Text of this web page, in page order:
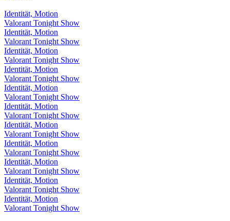
Identität, Motion
Valorant Tonight Show
Identität, Motion
Valorant Tonight Show
Identität, Motion
Valorant Tonight Show
Identität, Motion
Valorant Tonight Show
Identität, Motion
Valorant Tonight Show
Identität, Motion
Valorant Tonight Show
Identität, Motion
Valorant Tonight Show
Identität, Motion
Valorant Tonight Show
Identität, Motion
Valorant Tonight Show
Identität, Motion
Valorant Tonight Show
Identität, Motion
Valorant Tonight Show